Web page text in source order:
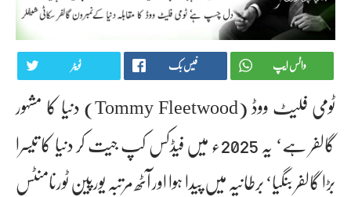
ٹویٹر فیس بک واٹس ایپ
ٹومی فلیٹ ووڈ (Tommy Fleetwood) دنیا کا مشہور
گالفر ہے‘ یہ 2025ء میں فیڈکس کپ جیت کر دنیا کا تیسرا
بڑا گالفر بنگیا‘ برطانیہ میں پیدا ہوا اور آٹھ مرتبہ یورپین ٹورنامنٹس